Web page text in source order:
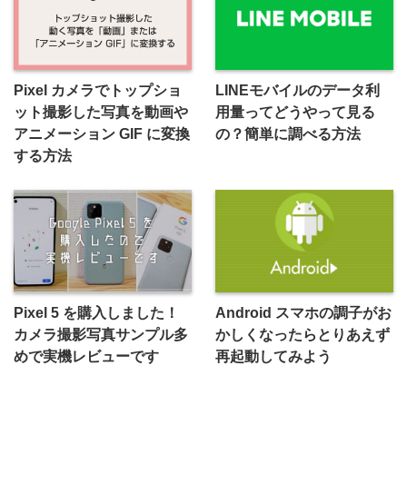
Pixel カメラでトップショ
ット撮影した写真を動画や
アニメーション GIF に変換
する方法
LINEモバイルのデータ利
用量ってどうやって見る
の？簡単に調べる方法
Pixel 5 を購入しました！
カメラ撮影写真サンプル多
めで実機レビューです
Android スマホの調子がお
かしくなったらとりあえず
再起動してみよう